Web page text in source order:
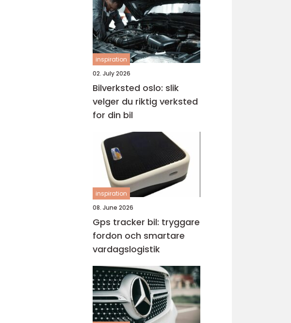
inspiration
02. July 2026
Bilverksted oslo: slik
velger du riktig verksted
for din bil
inspiration
08. June 2026
Gps tracker bil: tryggare
fordon och smartare
vardagslogistik